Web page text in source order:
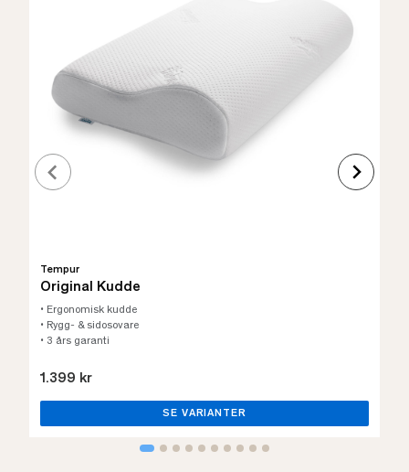
Tempur
Original Kudde
• Ergonomisk kudde
• Rygg- & sidosovare
• 3 års garanti
1.399 kr
SE VARIANTER